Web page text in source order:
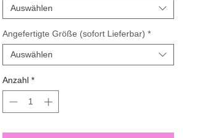
Inspiration Kieselstein
Super als Vorsteckring geeignet,
wie z.B. zu Tyra & Violet & Peony...
* Mel Y Jerz verwendet recyceltes
Silber
Auswählen
Angefertigte Größe (sofort Lieferbar) *
Auswählen
Anzahl *